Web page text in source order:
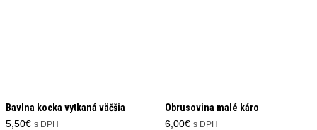
Bavlna kocka vytkaná väčšia
5,50€ s DPH
Obrusovina malé káro
6,00€ s DPH